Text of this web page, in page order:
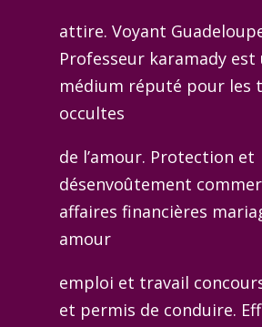
attire. Voyant
Professeur karamady est
médium réputé pour les
occultes
de l’amour. Protection et
désenvoûtement
affaires financières
amour
emploi et travail
et permis de conduire.